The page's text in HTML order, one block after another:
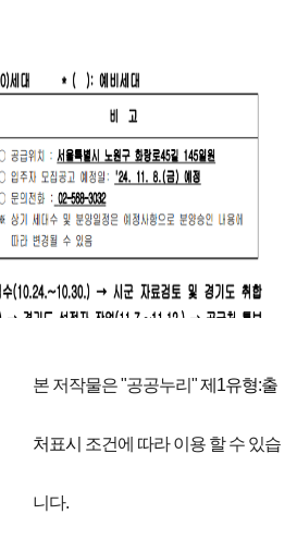
본 저작물은 "공공누리"제1유형:출
처표시 조건에 따라 이용 할 수 있습
니다.